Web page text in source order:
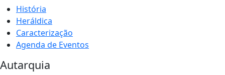
História
Heráldica
Caracterização
Agenda de Eventos
Autarquia